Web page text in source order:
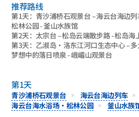
推荐路线
第1天：青沙浦桥石观景台 – 海云台海边
松林公园 - 釜山水族馆
第2天：太宗台 – 松岛云端散步路 - 松岛海
第3天：乙淑岛·洛东江河口生态中心 –
梦想中的落日喷泉 - 峨嵋山观景台
第1天
青沙浦桥石观景台
海云台海边列车
海云台海水浴场·松林公园
釜山水族